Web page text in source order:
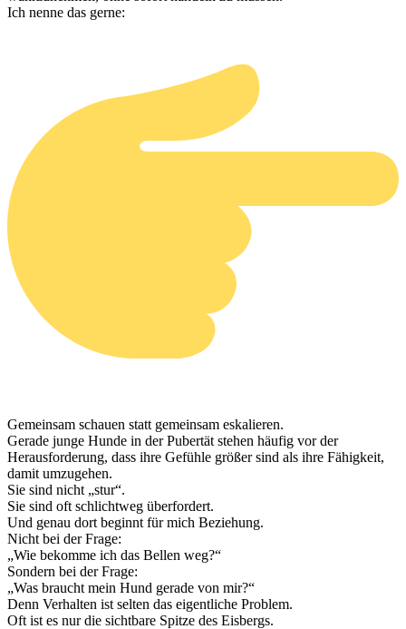
Ich nenne das gerne:
Gemeinsam schauen statt gemeinsam eskalieren.
Gerade junge Hunde in der Pubertät stehen häufig vor der
Herausforderung, dass ihre Gefühle größer sind als ihre Fähigkeit,
damit umzugehen.
Sie sind nicht „stur“.
Sie sind oft schlichtweg überfordert.
Und genau dort beginnt für mich Beziehung.
Nicht bei der Frage:
„Wie bekomme ich das Bellen weg?“
Sondern bei der Frage:
„Was braucht mein Hund gerade von mir?“
Denn Verhalten ist selten das eigentliche Problem.
Oft ist es nur die sichtbare Spitze des Eisbergs.